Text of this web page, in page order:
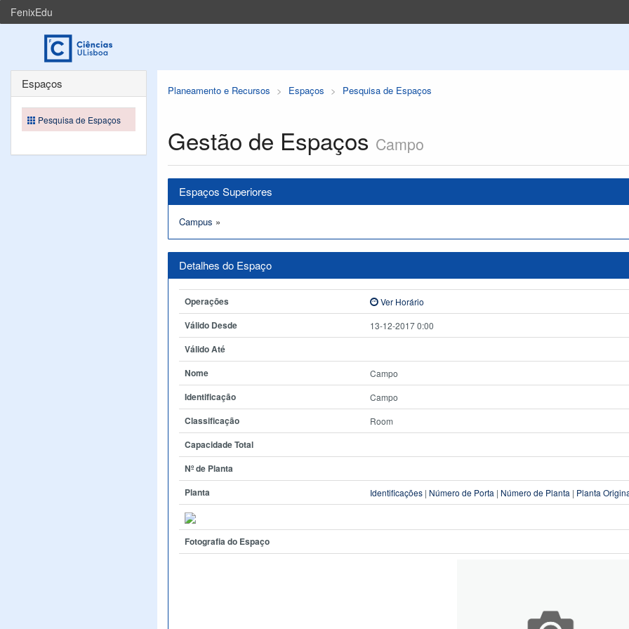
FenixEdu
Planeamento e Recursos Espaços Pesquisa de Espaços
Gestão de Espaços Campo
Espaços Superiores
Campus »
Detalhes do Espaço
Operações Ver Horário
Válido Desde 13-12-2017 0:00
Válido Até
Nome
Campo
Identificação Campo
Classificação Room
Capacidade Total
Nº de Planta
Planta
Identificações | Número de Porta | Número de Planta | Planta
Fotografia do Espaço
Espaços
Pesquisa de Espaços